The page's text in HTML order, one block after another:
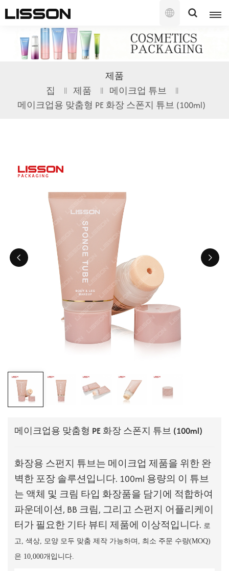
의
English
français
русский
日本語
Tiếng việt
제품
집 제품
메이크업 튜브
메이크업용 맞춤형 PE 화장 스폰지 튜브 (100ml)
메이크업용 맞춤형 PE 화장 스폰지 튜브 (100ml)
화장용 스펀지 튜브는 메이크업 제품을 위한 완
벽한 포장 솔루션입니다. 100ml 용량의 이 튜브
는 액체 및 크림 타입 화장품을 담기에 적합하여
파운데이션, BB 크림, 그리고 스펀지 어플리케이
터가 필요한 기타 뷰티 제품에 이상적입니다. 로
고, 색상, 모양 모두 맞춤 제작 가능하며, 최소 주문 수량(MOQ)
은 10,000개입니다.